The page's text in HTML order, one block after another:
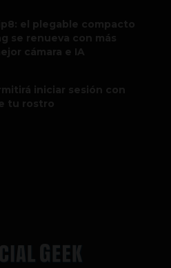
el plegable compacto
se renueva con más
cámara e IA
iniciar sesión con
tu rostro